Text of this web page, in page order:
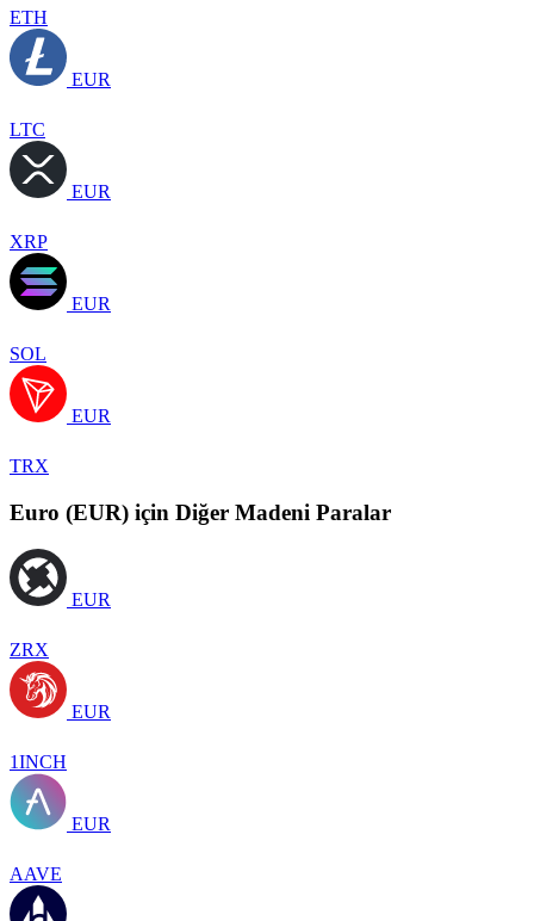
ETH
EUR
LTC
EUR
XRP
EUR
SOL
EUR
TRX
Euro (EUR) için Diğer Madeni Paralar
EUR
ZRX
EUR
1INCH
EUR
AAVE